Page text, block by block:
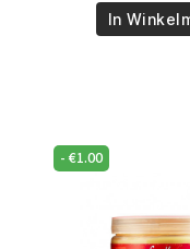
Coconut
Souffle
aantal
In
- €1.00